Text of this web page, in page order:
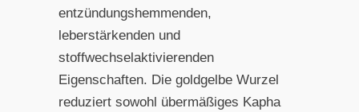
entzündungshemmenden,
leberstärkenden und
stoffwechselaktivierenden
Eigenschaften. Die goldgelbe Wurzel
reduziert sowohl übermäßiges Kapha